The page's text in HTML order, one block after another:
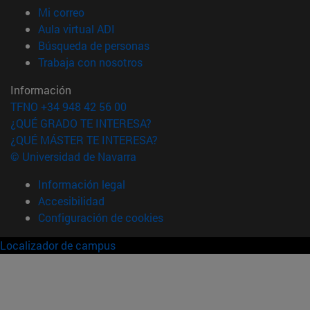
Mi correo(abre en nueva ventana)
Aula virtual ADI
Búsqueda de personas(abre en nueva ventana)
Trabaja con nosotros(abre en nueva ventana)
Información
TFNO +34 948 42 56 00
¿QUÉ GRADO TE INTERESA?
¿QUÉ MÁSTER TE INTERESA?
© Universidad de Navarra
Información legal
Accesibilidad
Configuración de cookies
Localizador de campus